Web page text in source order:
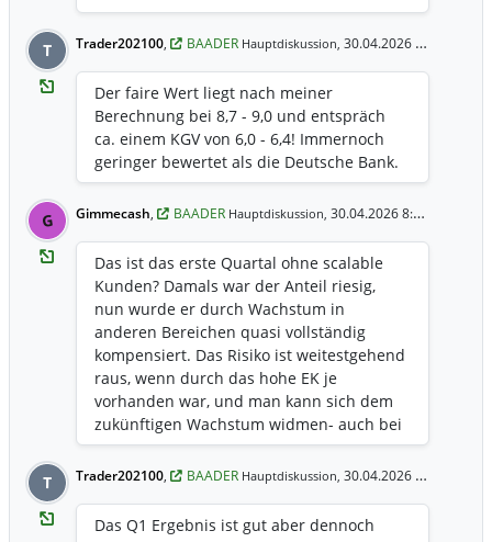
T Trader202100, BAADER Hauptdiskussion, 30.04.2026 9:07 Uhr
Der faire Wert liegt nach meiner
Berechnung bei 8,7 - 9,0 und entspräch
ca. einem KGV von 6,0 - 6,4! Immernoch
geringer bewertet als die Deutsche Bank.
G Gimmecash, BAADER Hauptdiskussion, 30.04.2026 8:08 Uhr
Das ist das erste Quartal ohne scalable
Kunden? Damals war der Anteil riesig,
nun wurde er durch Wachstum in
anderen Bereichen quasi vollständig
kompensiert. Das Risiko ist weitestgehend
raus, wenn durch das hohe EK je
vorhanden war, und man kann sich dem
zukünftigen Wachstum widmen- auch bei
der Bewertung.
T Trader202100, BAADER Hauptdiskussion, 30.04.2026 8:04 Uhr
Das Q1 Ergebnis ist gut aber dennoch